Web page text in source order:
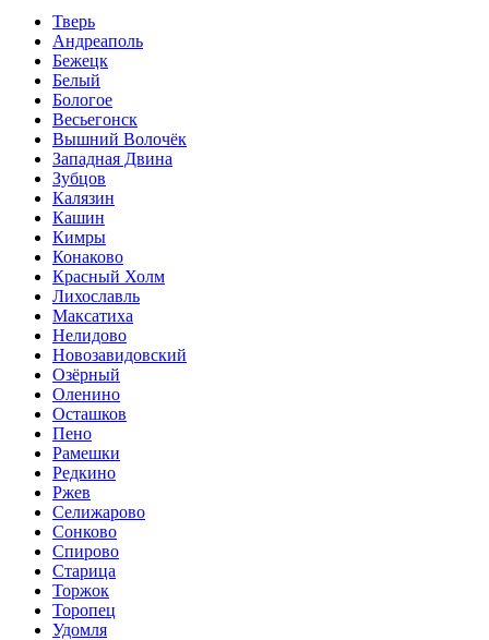
Тверь
Андреаполь
Бежецк
Белый
Бологое
Весьегонск
Вышний Волочёк
Западная Двина
Зубцов
Калязин
Кашин
Кимры
Конаково
Красный Холм
Лихославль
Максатиха
Нелидово
Новозавидовский
Озёрный
Оленино
Осташков
Пено
Рамешки
Редкино
Ржев
Селижарово
Сонково
Спирово
Старица
Торжок
Торопец
Удомля